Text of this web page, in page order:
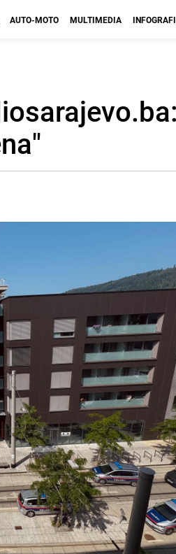
AUTO-MOTO MULTIMEDIA